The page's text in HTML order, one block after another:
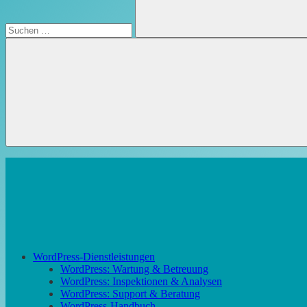
Suchen
WordPress-Dienstleistungen
WordPress: Wartung & Betreuung
WordPress: Inspektionen & Analysen
WordPress: Support & Beratung